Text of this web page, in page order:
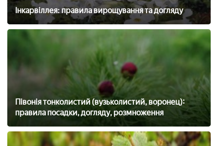
Інкарвіллея: правила вирощування та догляду
Півонія тонколистий (вузьколистий, воронец):
правила посадки, догляду, розмноження